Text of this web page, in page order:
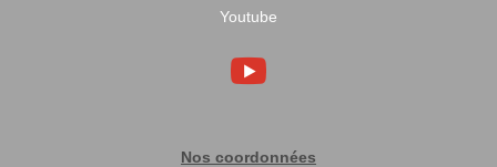
Youtube
Nos coordonnées